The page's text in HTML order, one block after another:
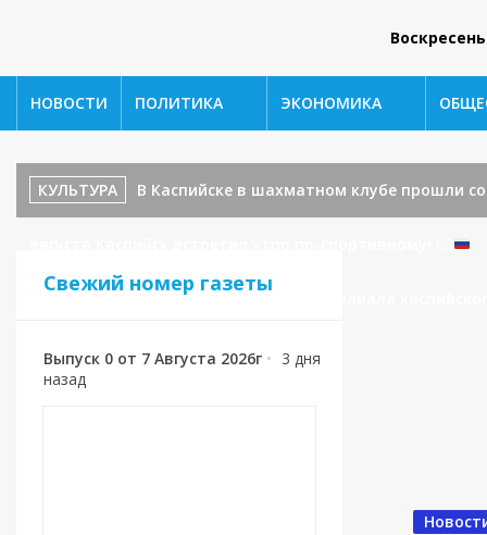
НОВОСТИ ПОЛИТИКА ЭКОНОМИКА
КУЛЬТУРА В Каспийске в шахматном клубе прошли
Каспийска поступило обращение от филиала
Свежий номер газеты
Выпуск 0 от 7 Августа 2026г • 3 дня
назад